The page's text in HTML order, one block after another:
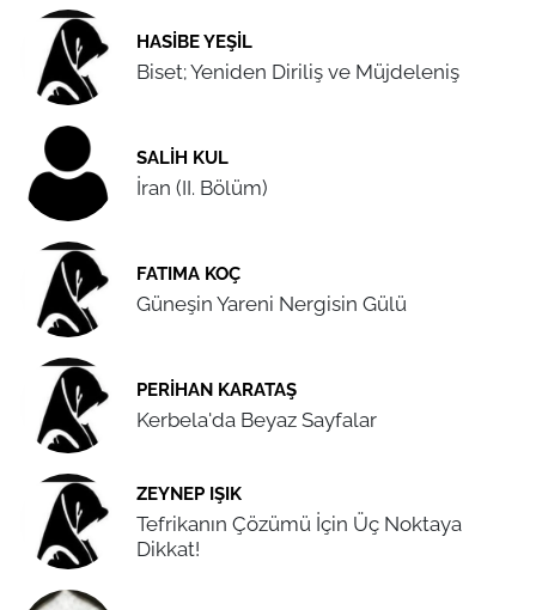
HASIBE YEŞIL
Biset; Yeniden Diriliş ve Müjdeleniş
SALIH KUL
İran (II. Bölüm)
FATIMA KOÇ
Güneşin Yareni Nergisin Gülü
PERIHAN KARATAŞ
Kerbela'da Beyaz Sayfalar
ZEYNEP IŞIK
Tefrikanın Çözümü İçin Üç Noktaya
Dikkat!